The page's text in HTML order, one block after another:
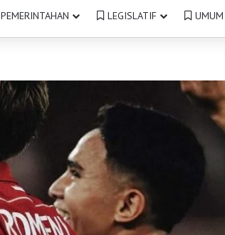
PEMERINTAHAN LEGISLATIF UMUM